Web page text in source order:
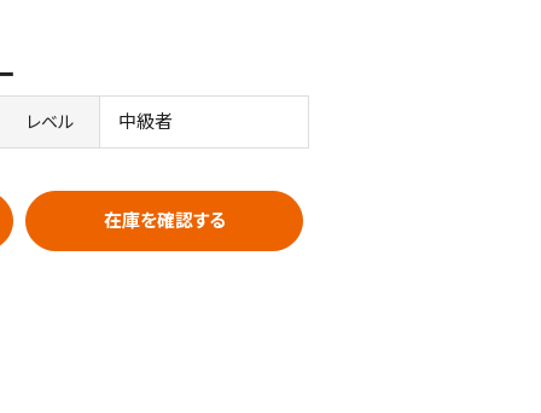
レベル 中級者
在庫を確認する